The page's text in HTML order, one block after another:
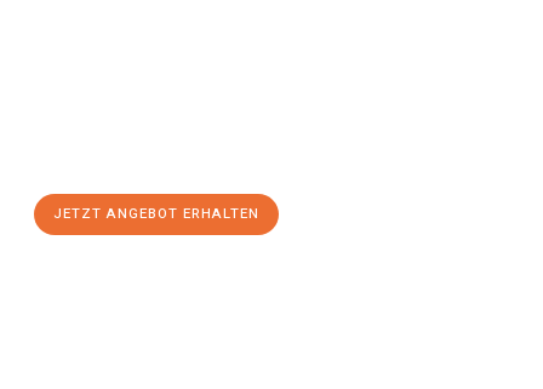
JETZT ANGEBOT ERHALTEN